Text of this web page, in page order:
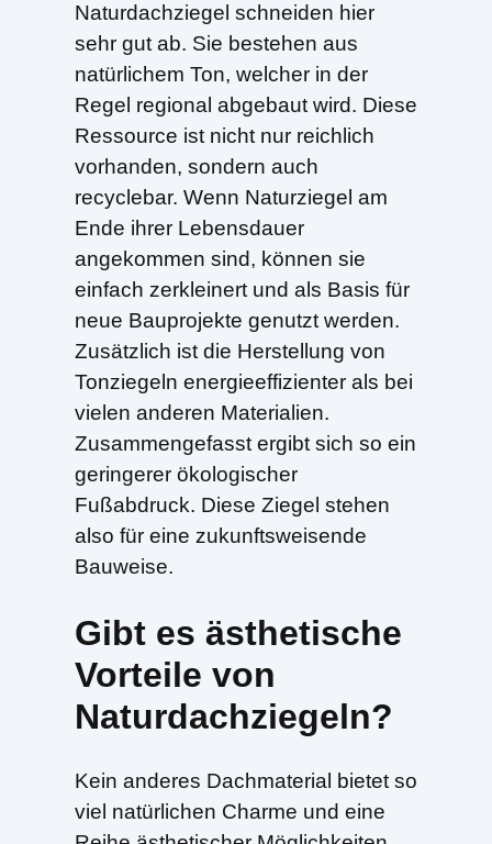
Naturdachziegel schneiden hier
sehr gut ab. Sie bestehen aus
natürlichem Ton, welcher in der
Regel regional abgebaut wird. Diese
Ressource ist nicht nur reichlich
vorhanden, sondern auch
recyclebar. Wenn Naturziegel am
Ende ihrer Lebensdauer
angekommen sind, können sie
einfach zerkleinert und als Basis für
neue Bauprojekte genutzt werden.
Zusätzlich ist die Herstellung von
Tonziegeln energieeffizienter als bei
vielen anderen Materialien.
Zusammengefasst ergibt sich so ein
geringerer ökologischer
Fußabdruck. Diese Ziegel stehen
also für eine zukunftsweisende
Bauweise.
Gibt es ästhetische
Vorteile von
Naturdachziegeln?
Kein anderes Dachmaterial bietet so
viel natürlichen Charme und eine